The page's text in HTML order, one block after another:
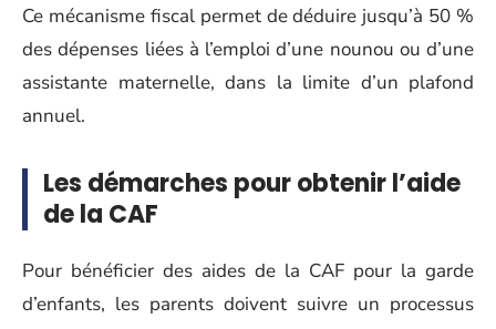
Ce mécanisme fiscal permet de déduire jusqu’à 50 %
des dépenses liées à l’emploi d’une nounou ou d’une
assistante maternelle, dans la limite d’un plafond
annuel.
Les démarches pour obtenir l’aide
de la CAF
Pour bénéficier des aides de la CAF pour la garde
d’enfants, les parents doivent suivre un processus